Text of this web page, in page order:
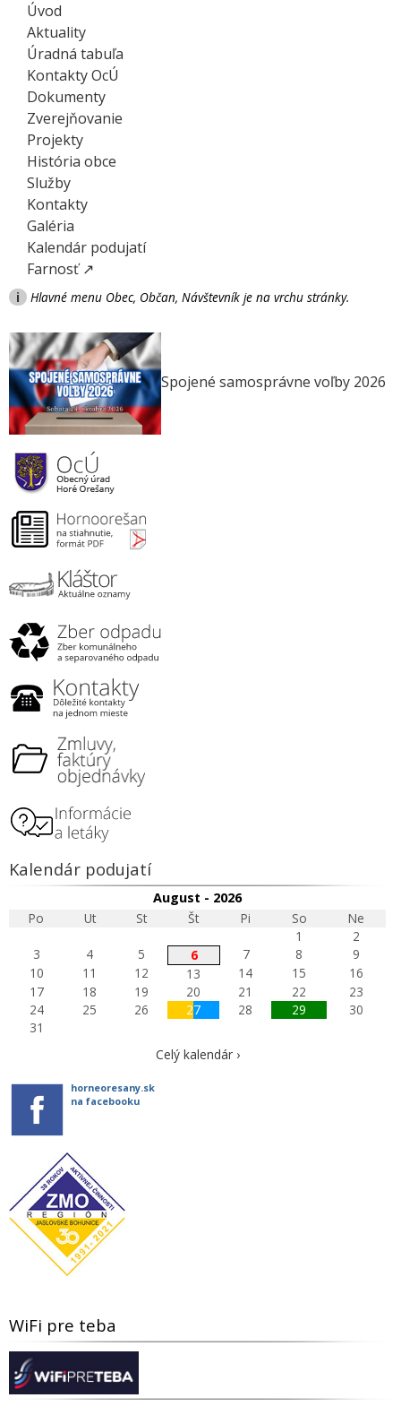
Úvod
Aktuality
Úradná tabuľa
Kontakty OcÚ
Dokumenty
Zverejňovanie
Projekty
História obce
Služby
Kontakty
Galéria
Kalendár podujatí
Farnosť ↗
i Hlavné menu Obec, Občan, Návštevník je na vrchu stránky.
Spojené samosprávne voľby 2026
Kalendár podujatí
August - 2026
Po
Ut St Št Pi So
Ne
1
2
3
4 5 6 7 8
9
10
11 12 13 14 15
16
17
18 19 20 21 22
23
24
25 26 27 28 29
30
31
Celý kalendár ›
horneoresany.sk
na facebooku
WiFi pre teba